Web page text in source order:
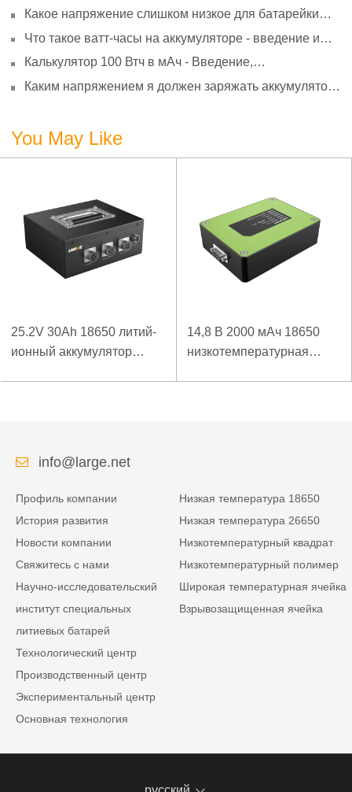
Какое напряжение слишком низкое для батарейки
старение
Что такое ватт-часы на аккумуляторе - введение и
Калькулятор 100 Втч в мАч - Введение,
Каким напряжением я должен заряжать аккумулятор
You May Like
25.2V 30Ah 18650 литий-
ионный аккумулятор
14,8 В 2000 мАч 18650
низкотемпературная
info@large.net
Профиль компании
История развития
Новости компании
Свяжитесь с нами
Научно-исследовательский
институт специальных
литиевых батарей
Технологический центр
Производственный центр
Экспериментальный центр
Основная технология
Низкая температура 18650
Низкая температура 26650
Низкотемпературный квадрат
Низкотемпературный полимер
Широкая температурная ячейка
Взрывозащищенная ячейка